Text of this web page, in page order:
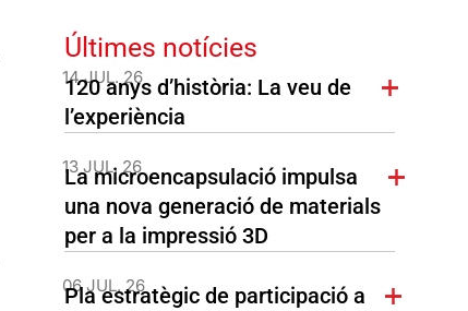
Últimes notícies
14 JUL. 26
120 anys d’història: La veu de
l’experiència
13 JUL. 26
La microencapsulació impulsa
una nova generació de materials
per a la impressió 3D
06 JUL. 26
Pla estratègic de participació a